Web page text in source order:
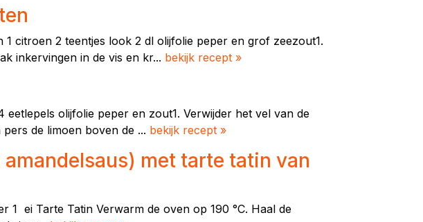
citroen 2 teentjes look 2 dl olijfolie peper en grof zeezout1.
inkervingen in de vis en kr... bekijk recept »
olijfolie peper en zout1. Verwijder het vel van de
de limoen boven de ... bekijk recept »
met tarte tatin van
ei Tarte Tatin Verwarm de oven op 190 °C. Haal de